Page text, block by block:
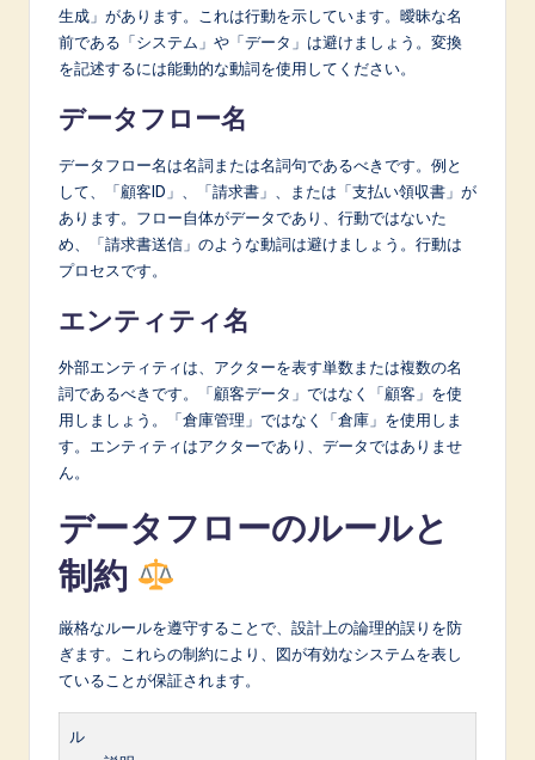
生成」があります。これは行動を示しています。曖昧な名
前である「システム」や「データ」は避けましょう。変換
を記述するには能動的な動詞を使用してください。
データフロー名
データフロー名は名詞または名詞句であるべきです。例と
して、「顧客ID」、「請求書」、または「支払い領収書」が
あります。フロー自体がデータであり、行動ではないた
め、「請求書送信」のような動詞は避けましょう。行動は
プロセスです。
エンティティ名
外部エンティティは、アクターを表す単数または複数の名
詞であるべきです。「顧客データ」ではなく「顧客」を使
用しましょう。「倉庫管理」ではなく「倉庫」を使用しま
す。エンティティはアクターであり、データではありませ
ん。
データフローのルールと
制約
厳格なルールを遵守することで、設計上の論理的誤りを防
ぎます。これらの制約により、図が有効なシステムを表し
ていることが保証されます。
ル